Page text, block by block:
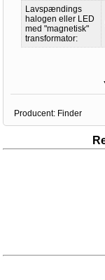
Lavspændings
halogen eller LED
med "magnetisk"
transformator:
Producent: Finder